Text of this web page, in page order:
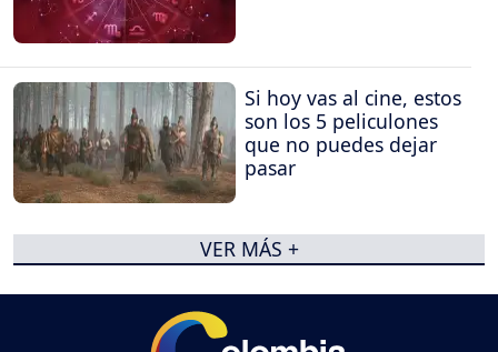
Si hoy vas al cine, estos
son los 5 peliculones
que no puedes dejar
pasar
VER MÁS +